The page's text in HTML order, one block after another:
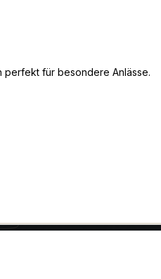
perfekt für besondere Anlässe.
um die